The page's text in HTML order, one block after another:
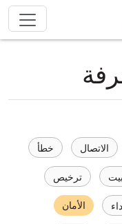
الاتصال خطأ
ترخيص
الأمان